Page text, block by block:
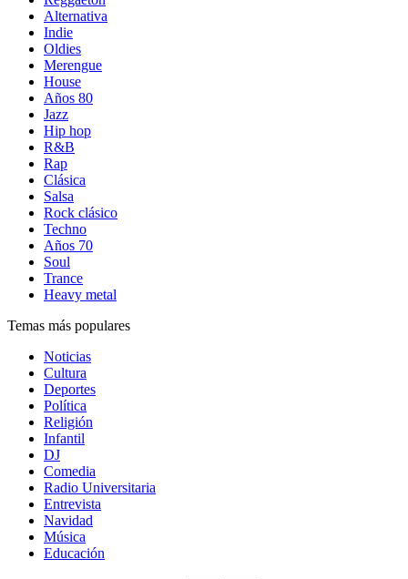
Alternativa
Indie
Oldies
Merengue
House
Años 80
Jazz
Hip hop
R&B
Rap
Clásica
Salsa
Rock clásico
Techno
Años 70
Soul
Trance
Heavy metal
Temas más populares
Noticias
Cultura
Deportes
Política
Religión
Infantil
DJ
Comedia
Radio Universitaria
Entrevista
Navidad
Música
Educación